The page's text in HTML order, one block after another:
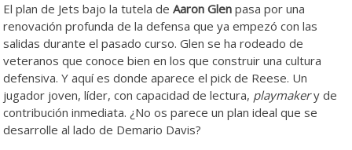
El plan de Jets bajo la tutela deAaron Glen pasa por una
renovación profunda de la defensa que ya empezó con las
salidas durante el pasado curso. Glen se ha rodeado de
veteranos que conoce bien en los que construir una cultura
defensiva. Y aquí es donde aparece el pick de Reese. Un
jugador joven, líder, con capacidad de lectura, playmakery de
contribución inmediata. ¿No os parece un plan ideal que se
desarrolle al lado de Demario Davis?